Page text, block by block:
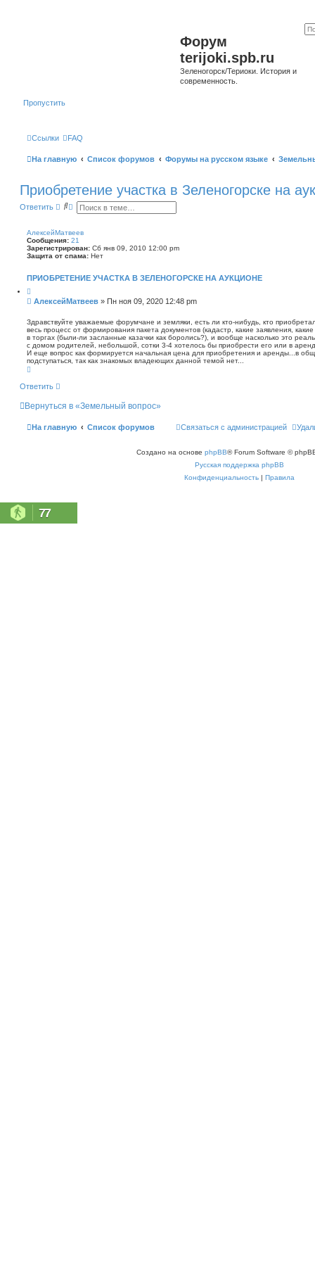
Форум
terijoki.spb.ru
Зеленогорск/Териоки. История и
современность.
Пропустить
Ссылки FAQ
На главную Список форумов Форумы на русском языке
Приобретение участка в Зеленогорске на
Ответить
П
с
к
Р
ш
и
р
е
ы
о
с
к
АлексейМатвеев
Сообщения: 21
Зарегистрирован: Сб янв 09, 2010 12:00 pm
Защита от спама: Нет
ПРИОБРЕТЕНИЕ УЧАСТКА В ЗЕЛЕНОГОРСКЕ НА АУКЦИОНЕ
и
т
т
а
С
о
б
щ
е
н
АлексейМатвеев » Пн ноя 09, 2020 12:48 pm
Здравствуйте уважаемые форумчане и земляки, есть ли кто-нибудь, кто
весь процесс от формирования пакета документов (кадастр, какие заявления,
в торгах (были-ли засланные казачки как боролись?), и вообще насколько это
с домом родителей, небольшой, сотки 3-4 хотелось бы приобрести его или в
И еще вопрос как формируется начальная цена для приобретения и аренды...в
подступаться, так как знакомых владеющих данной темой нет...
н
т
я
Ответить
Вернуться в «Земельный вопрос»
На главную Список форумов Связаться с администрацией
Создано на основе phpBB® Forum Software ©
Русская поддержка phpBB
Конфиденциальность | Правила
77